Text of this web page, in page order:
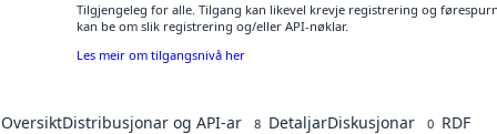
Tilgjengeleg for alle. Tilgang kan likevel krevje registrering og
kan be om slik registrering og/eller API-nøklar.
Les meir om tilgangsnivå her
OversiktDistribusjonar og API-ar 8 DetaljarDiskusjonar 0 RDF